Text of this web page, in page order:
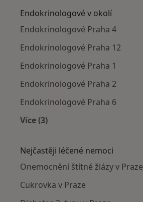
Endokrinologové v okolí
Endokrinologové Praha 4
Endokrinologové Praha 12
Endokrinologové Praha 1
Endokrinologové Praha 2
Endokrinologové Praha 6
Více (3)
Nejčastěji léčené nemoci
Onemocnění štítné žlázy v Praze
Cukrovka v Praze